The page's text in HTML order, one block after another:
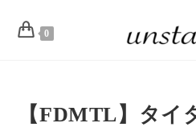
0
【FDMTL】タイ